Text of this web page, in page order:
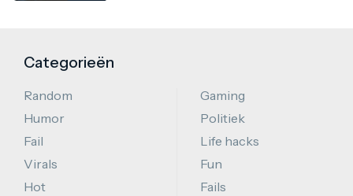
Categorieën
Random
Humor
Fail
Virals
Hot
Gaming
Politiek
Life hacks
Fun
Fails